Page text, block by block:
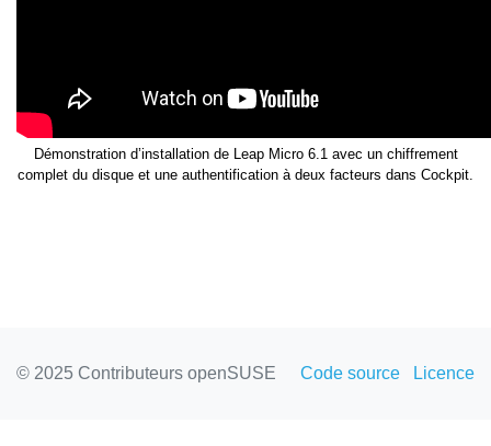
Démonstration d’installation de Leap Micro 6.1 avec un chiffrement
complet du disque et une authentification à deux facteurs dans Cockpit.
© 2025 Contributeurs openSUSE Code source Licence